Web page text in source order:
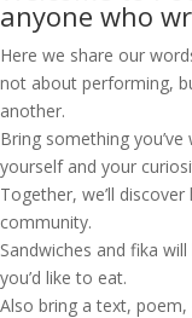
anyone who
Here we share our
not about performing,
another.
Bring something
yourself and your
Together, we’ll
community.
Sandwiches and fika
you’d like to eat.
Also bring a text,